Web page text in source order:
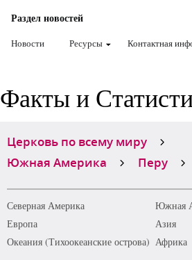
Раздел новостей
Новости Ресурсы Контактная
Факты и
Церковь по всему миру
Южная Америка
Перу
Северная Америка
Южная
Европа
Азия
Океания (Тихоокеанские острова) Африка